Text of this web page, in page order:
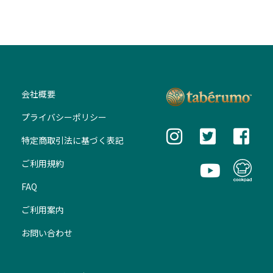
会社概要
プライバシーポリシー
特定商取引法に基づく表記
ご利用規約
FAQ
ご利用案内
お問い合わせ